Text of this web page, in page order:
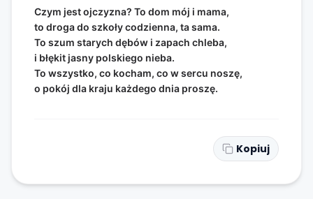
Czym jest ojczyzna? To dom mój i mama,
to droga do szkoły codzienna, ta sama.
To szum starych dębów i zapach chleba,
i błękit jasny polskiego nieba.
To wszystko, co kocham, co w sercu noszę,
o pokój dla kraju każdego dnia proszę.
Kopiuj